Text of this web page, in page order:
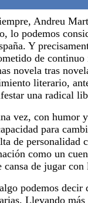
Andreu
lo podemos
Y
de
novela tras
literario,
una radical
vez, con humor
para
de personalidad
como un
cansa de jugar con
podemos decir
Llevando